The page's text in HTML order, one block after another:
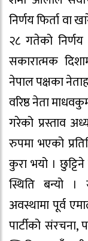
निर्णय फिर्ता वा
२८ गतेको निर्णय
सकारात्मक
नेपाल पक्षका
वरिष्ठ नेता
गरेको प्रस्ताव
रुपमा भएको
कुरा भयो ।
स्थिति बन्यो
अवस्थामा पूर्व
पार्टीको